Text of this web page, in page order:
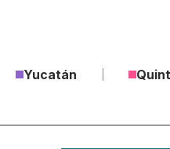
Yucatán